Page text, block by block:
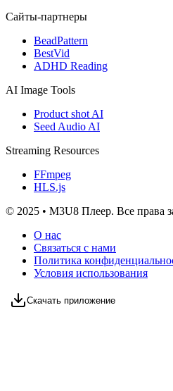
Сайты-партнеры
BeadPattern
BestVid
ADHD Reading
AI Image Tools
Product shot AI
Seed Audio AI
Streaming Resources
FFmpeg
HLS.js
© 2025 • M3U8 Плеер. Все права
О нас
Связаться с нами
Политика
Условия использования
Скачать приложение